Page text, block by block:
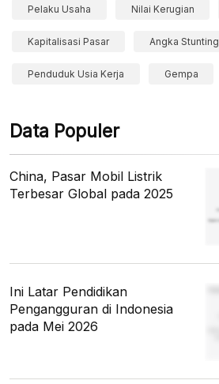
Pelaku Usaha Nilai Kerugian
Kapitalisasi Pasar Angka Stunting
Penduduk Usia Kerja Gempa
Data Populer
China, Pasar Mobil Listrik
Terbesar Global pada 2025
Ini Latar Pendidikan
Pengangguran di Indonesia
pada Mei 2026